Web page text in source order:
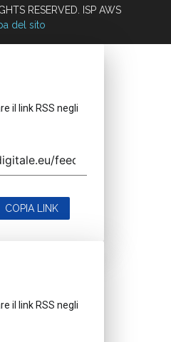
RESERVED. ISP AWS
del sito
il link RSS negli
COPIA LINK
il link RSS negli